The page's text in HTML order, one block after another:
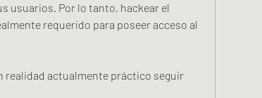
usuarios. Por lo tanto, hackear el
requerido para poseer acceso al
realidad actualmente práctico seguir